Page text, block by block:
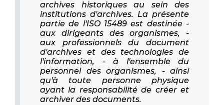
archives historiques au sein des
institutions d'archives. La présente
partie de l'ISO 15489 est destinée -
aux dirigeants des organismes, -
aux professionnels du document
d'archives et des technologies de
l'information, - à l'ensemble du
personnel des organismes, - ainsi
qu'à toute personne physique
ayant la responsabilité de créer et
archiver des documents.